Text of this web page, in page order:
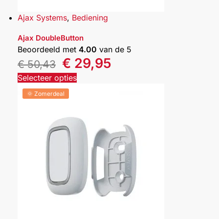
Ajax Systems, Bediening
Ajax DoubleButton
Beoordeeld met 4.00 van de 5
€50,43 € 29,95
Selecteer opties
🌞 Zomerdeal